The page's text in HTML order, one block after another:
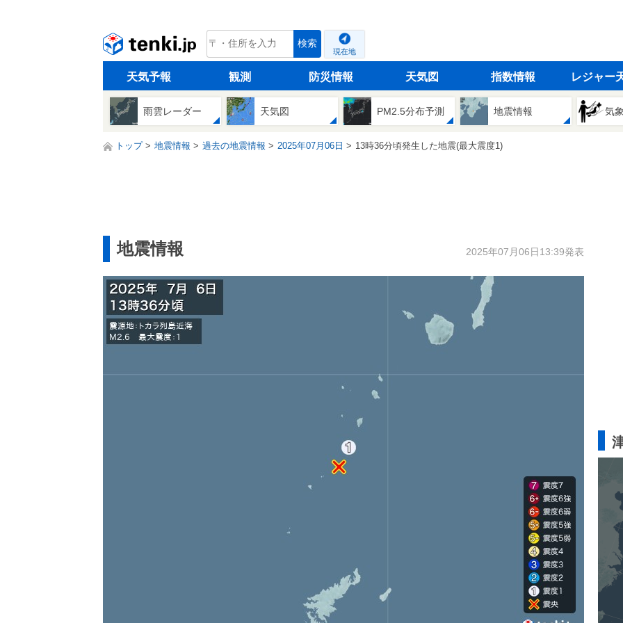
tenki.jp 検索
現在地
天気予報 観測 防災情報 天気図 指数情報 レジャー
雨雲レーダー 天気図 PM2.5分布予測 地震情報 気
トップ 地震情報 過去の地震情報 2025年07月06日 13時36分頃発生した地震(最大震度1)
地震情報 2025年07月06日13:39発表